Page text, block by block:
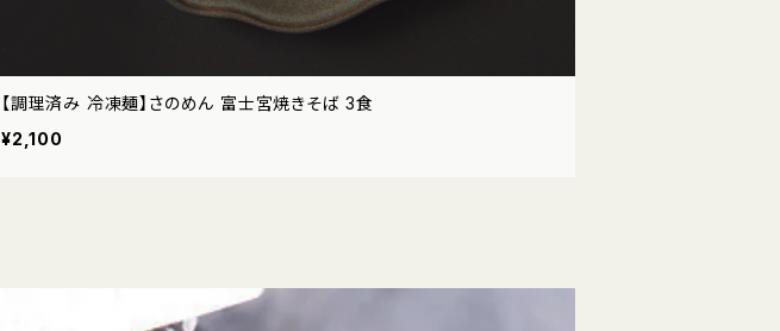
【調理済み 冷凍麺】さのめん 富士宮焼きそば 3食
¥2,100